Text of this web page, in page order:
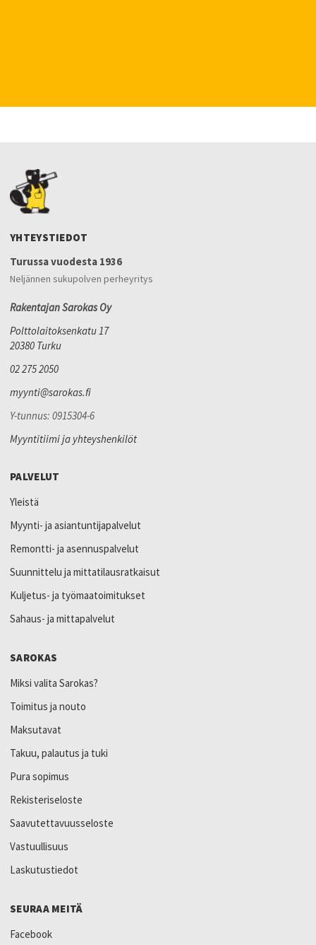
YHTEYSTIEDOT
Turussa vuodesta 1936
Neljännen sukupolven perheyritys
Rakentajan Sarokas Oy
Polttolaitoksenkatu 17
20380 Turku
02 275 2050
myynti@sarokas.fi
Y-tunnus: 0915304-6
Myyntitiimi ja yhteyshenkilöt
PALVELUT
Yleistä
Myynti- ja asiantuntijapalvelut
Remontti- ja asennuspalvelut
Suunnittelu ja mittatilausratkaisut
Kuljetus- ja työmaatoimitukset
Sahaus- ja mittapalvelut
SAROKAS
Miksi valita Sarokas?
Toimitus ja nouto
Maksutavat
Takuu, palautus ja tuki
Pura sopimus
Rekisteriseloste
Saavutettavuusseloste
Vastuullisuus
Laskutustiedot
SEURAA MEITÄ
Facebook